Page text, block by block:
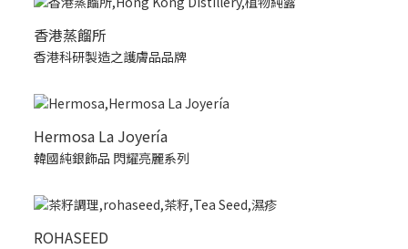
香港蒸餾所
香港科研製造之護膚品品牌
Hermosa La Joyería
韓國純銀飾品 閃耀亮麗系列
ROHASEED